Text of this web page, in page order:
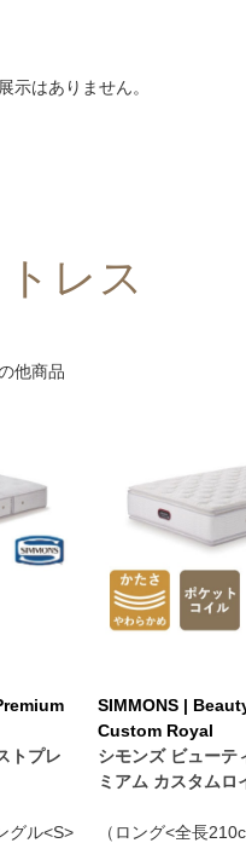
示はありません。
レス
他商品
トプレ
グル<S>
SIMMONS |
Custom Royal
シモンズ ビューテ
ミアム カスタムロ
（ロング<全長